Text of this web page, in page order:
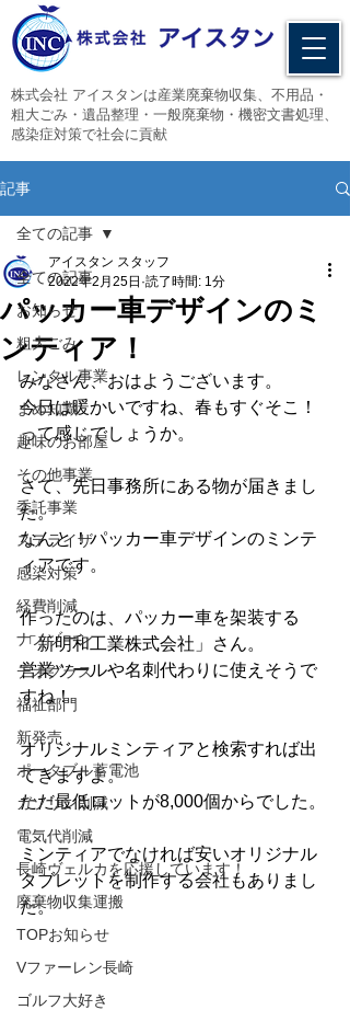
​株式会社 アイスタンは産業廃棄物収集、不用品・
粗大ごみ・遺品整理・一般廃棄物・機密文書処理、
感染症対策で社会に貢献
記事
全ての記事
お知らせ
粗大ごみ
レンタル事業
まめ知識
趣味のお部屋
その他事業
委託事業
ステライザ
感染対策
経費削減
ナノゾーン
デオグラス
福祉部門
新発売
ポータブル蓄電池
ガソリン削減
電気代削減
長崎ヴェルカを応援しています！
廃棄物収集運搬
TOPお知らせ
Vファーレン長崎
ゴルフ大好き
全ての記事
パッカー車デザインのミ
ンティア！
アイスタン スタッフ
2022年2月25日 読了時間: 1分
みなさん、おはようございます。
今日は暖かいですね、春もすぐそこ！
って感じでしょうか。
さて、先日事務所にある物が届きまし
た。
なんと！パッカー車デザインのミンテ
ィアです。
作ったのは、パッカー車を架装する
「新明和工業株式会社」さん。
営業ツールや名刺代わりに使えそうで
すね！
オリジナルミンティアと検索すれば出
てきますよ。
ただ最低ロットが8,000個からでした。
ミンティアでなければ安いオリジナル
タブレットを制作する会社もありまし
た。